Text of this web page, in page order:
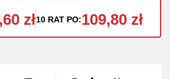
zł10 RAT PO:109,80 zł